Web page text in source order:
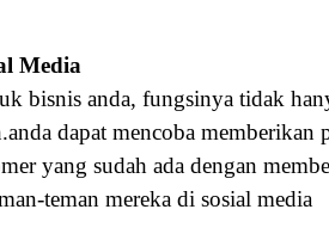
Media
bisnis anda, fungsinya tidak
dapat mencoba
yang sudah ada dengan
teman mereka di sosial media